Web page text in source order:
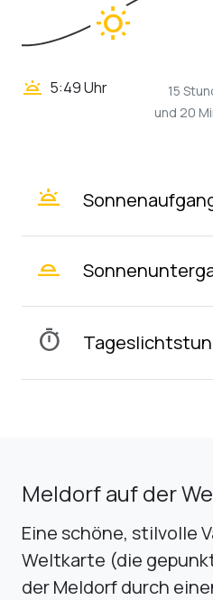
wb_sunny
wb_twilight 5:49 Uhr
15
und 20
wb_twilight
wb_twilight_2
timer
Meldorf auf der
Eine schöne, stilvolle
Weltkarte (die
der Meldorf durch